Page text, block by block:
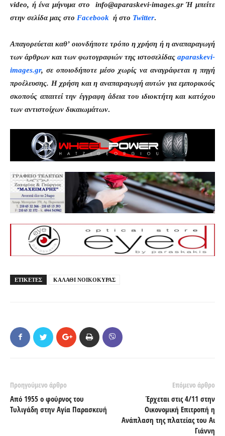
video, ή ένα μήνυμα στο info@aparaskevi-images.gr Ή μπείτε
στην σελίδα μας στο Facebook ή στο Twitter.
Απαγορεύεται καθ’ οιονδήποτε τρόπο η χρήση ή η αναπαραγωγή
των άρθρων και των φωτογραφιών της ιστοσελίδας aparaskevi-
images.gr, σε οποιοδήποτε μέσο χωρίς να αναγράφεται η πηγή
προέλευσης. Η χρήση και η αναπαραγωγή αυτών για εμπορικούς
σκοπούς απαιτεί την έγγραφη άδεια του ιδιοκτήτη και κατόχου
των αντιστοίχων δικαιωμάτων.
ΕΤΙΚΕΤΕΣ ΚΑΛΑΘΙ ΝΟΙΚΟΚΥΡΑΣ
Προηγούμενο άρθρο
Από 1955 ο φούρνος του
Τυλιγάδη στην Αγία Παρασκευή
Επόμενο άρθρο
Έρχεται στις 4/11 στην
Oικονομική Eπιτροπή η
Ανάπλαση της πλατείας του Αι
Γιάννη